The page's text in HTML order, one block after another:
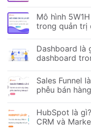
Mô hình
trong quản trị
Dashboard là
dashboard
Sales Funnel
phễu bán
HubSpot là
CRM và